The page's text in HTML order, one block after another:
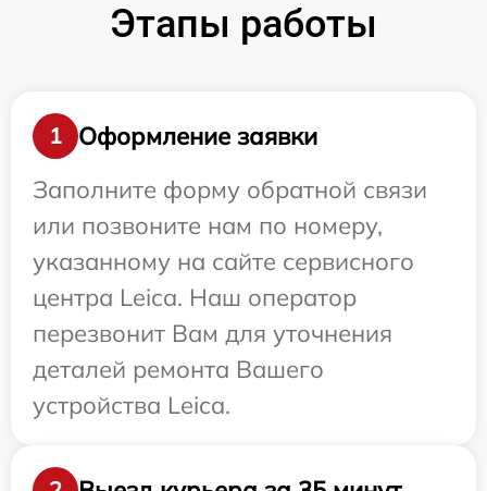
Этапы работы
1
Оформление заявки
Заполните форму обратной связи
или позвоните нам по номеру,
указанному на сайте сервисного
центра Leica. Наш оператор
перезвонит Вам для уточнения
деталей ремонта Вашего
устройства Leica.